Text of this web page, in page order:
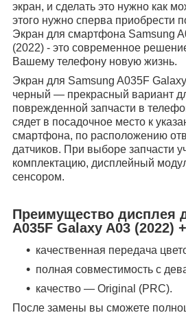
экран, и сделать это нужно как
этого нужно сперва приобрести
Экран для смартфона Samsung
(2022) - это современное
Вашему телефону новую жизнь.
Экран для Samsung A035F
черный — прекрасный вариант
поврежденной запчасти в
сядет в посадочное место к
смартфона, по расположению
датчиков. При выборе запчасти
комплектацию, дисплейный
сенсором.
Преимущество дисплея
A035F Galaxy A03 (2022)
качественная передача
полная совместимость с
качество — Original (PRC).
После замены вы сможете